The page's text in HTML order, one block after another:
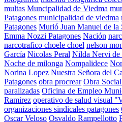
multas Muncipalidad de Viedma
Patagones municipalidad de viedma
Patagones Murió Juan Manuel de la
Emma Nozzi Patagones Nación
narcotrafico choele choel nelson
García Nicolas Peral Nilda Nervi de
Noche de milonga Nompalidece
Norina Lopez Nuestra Señora del
Patagones obra procrear Obra
paralizadas Oficina de Empleo
Ramirez operativo de salud visual
organizaciones sindicales patagones
Oscar Veloso Osvaldo Rampellotto